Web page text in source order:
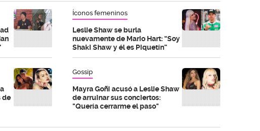
Íconos femeninos
Leslie Shaw se burla
nuevamente de Mario Hart: “Soy
Shaki Shaw y él es Piquetín”
de
Gossip
Mayra Goñi acusó a Leslie Shaw
de arruinar sus conciertos:
"Quería cerrarme el paso"